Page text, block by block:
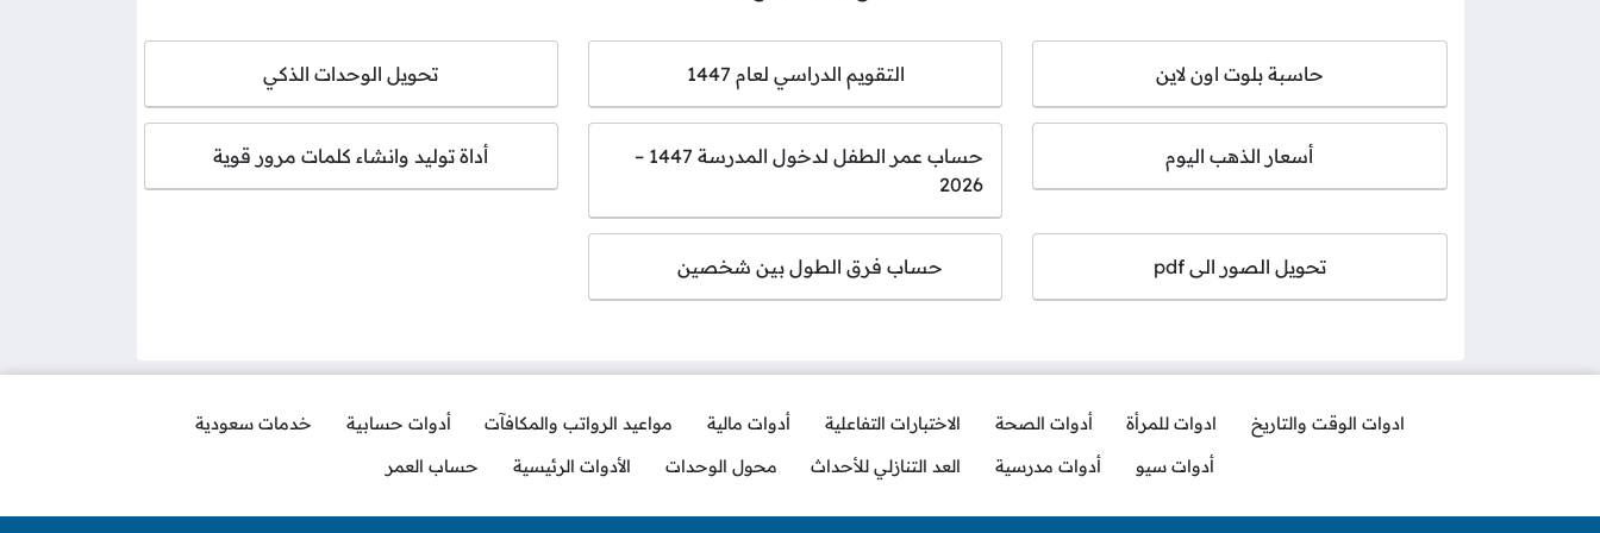
حاسبة بلوت اون لاين التقويم الدراسي لعام 1447 تحويل الوحدات الذكي
أسعار الذهب اليوم
حساب عمر الطفل لدخول المدرسة 1447 –
2026
أداة توليد وانشاء كلمات مرور قوية
تحويل الصور الى pdf حساب فرق الطول بين شخصين
ادوات الوقت والتاريخ ادوات للمرأة أدوات الصحة الاختبارات التفاعلية أدوات مالية مواعيد الرواتب والمكافآت أدوات حسابية
خدمات سعودية
أدوات سيو
أدوات مدرسية العد التنازلي للأحداث محول الوحدات الأدوات الرئيسية حساب العمر